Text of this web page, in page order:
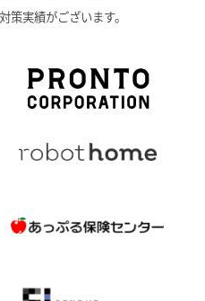
策実績がございます。